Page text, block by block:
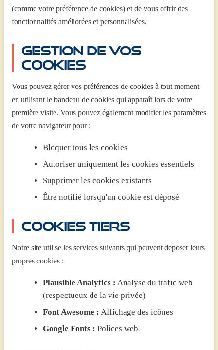
(comme votre préférence de cookies) et de vous offrir des
fonctionnalités améliorées et personnalisées.
Gestion de vos
cookies
Vous pouvez gérer vos préférences de cookies à tout moment
en utilisant le bandeau de cookies qui apparaît lors de votre
première visite. Vous pouvez également modifier les paramètres
de votre navigateur pour :
Bloquer tous les cookies
Autoriser uniquement les cookies essentiels
Supprimer les cookies existants
Être notifié lorsqu'un cookie est déposé
Cookies tiers
Notre site utilise les services suivants qui peuvent déposer leurs
propres cookies :
Plausible Analytics : Analyse du trafic web
(respectueux de la vie privée)
Font Awesome : Affichage des icônes
Google Fonts : Polices web